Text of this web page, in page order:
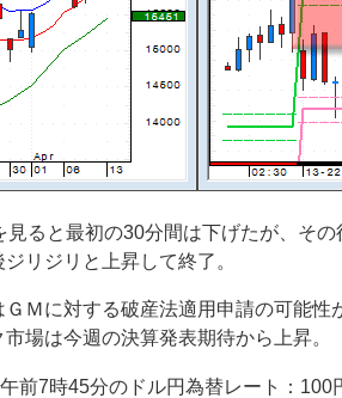
見ると最初の30分間は下げたが、そ
リジリと上昇して終了。
ＧＭに対する破産法適用申請の可能
場は今週の決算発表期待から上昇。
前7時45分のドル円為替レート：100